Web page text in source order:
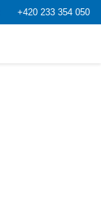
+420 233 354 050